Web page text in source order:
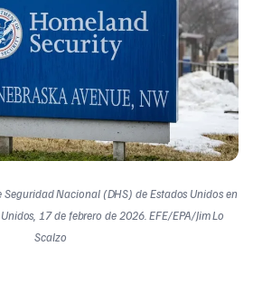
Seguridad Nacional (DHS) de Estados Unidos en
17 de febrero de 2026. EFE/EPA/Jim Lo
Scalzo